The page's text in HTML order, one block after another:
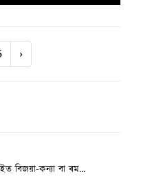
›
বিজয়া-কন্যা বা ৰম...